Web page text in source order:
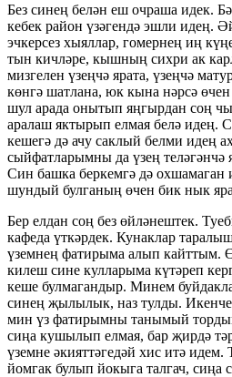
Без синең белән еш очраша идек.
кебек район үзәгендә эшли идең.
эчкерсез хыяллар, гомернең иң
тын кичләре, кышның сихри ак
мизгелен үзеңчә ярата, үзеңчә
көнгә шатлана, юк кына нәрсә
шул арада онытып яңгырдан соң
аралаш яктырып елмая белә идең.
кешегә дә ачу саклый белми идең
сыйфатларымны да үзең теләгәнчә
Син башка беркемгә дә охшамаган
шундый булганың өчен бик нык
Бер елдан соң без өйләнештек.
кафеда үткәрдек. Кунаклар
үземнең фатирыма алып кайттым.
килеш сине кулларыма күтәреп
кеше булмагандыр. Минем
синең җылылык, наз тулды.
мин үз фатирымны танымый
сиңа кушылып елмая, бар җирдә
үземне әкияттәгедәй хис итә
йомгак булып йокыга талгач, сиңа